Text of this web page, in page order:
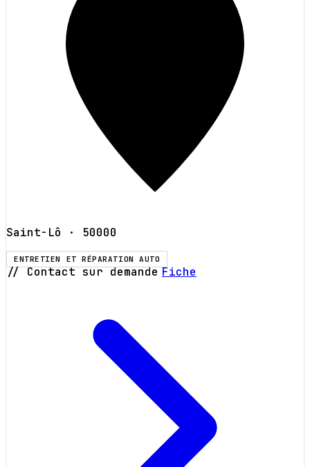
Saint-Lô · 50000
ENTRETIEN ET RÉPARATION AUTO
// Contact sur demande Fiche